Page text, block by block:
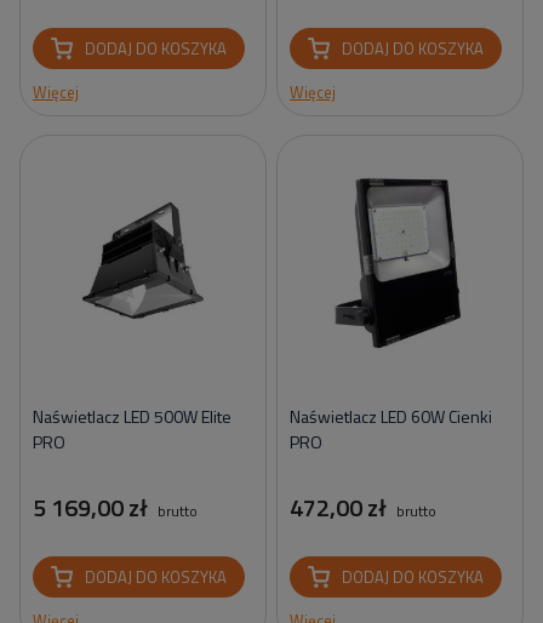
DODAJ DO KOSZYKA
Więcej
DODAJ DO KOSZYKA
Więcej
Naświetlacz LED 500W Elite
PRO
5 169,00 zł brutto
DODAJ DO KOSZYKA
Naświetlacz LED 60W Cienki
PRO
472,00 zł brutto
DODAJ DO KOSZYKA